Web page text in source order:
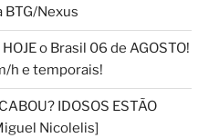
BTG/Nexus
o Brasil 06 de AGOSTO!
h e temporais!
IDOSOS ESTÃO
Nicolelis]